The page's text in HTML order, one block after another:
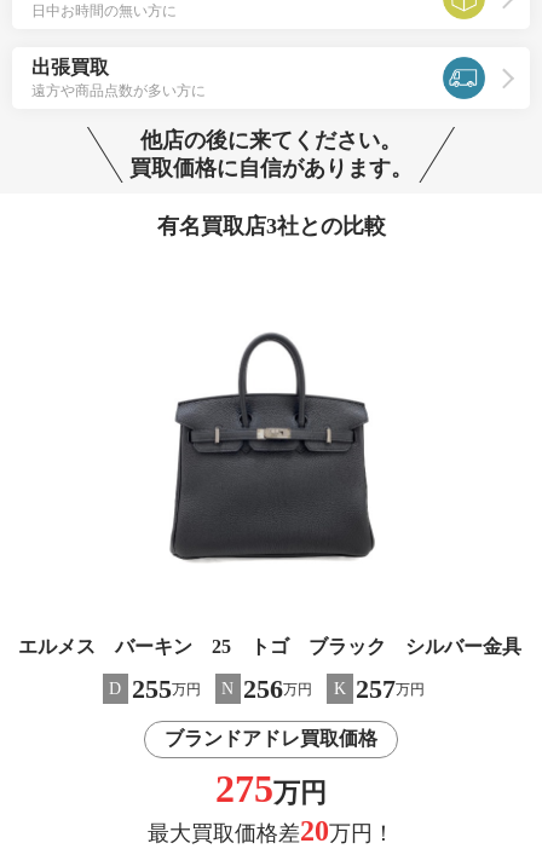
日中お時間の無い方に
出張買取
遠方や商品点数が多い方に
他店の後に来てください。
買取価格に自信があります。
有名買取店3社との比較
エルメス バーキン 25 トゴ ブラック シルバー金具
D 255万円 N 256万円 K 257万円
ブランドアドレ買取価格
275万円
最大買取価格差20万円！